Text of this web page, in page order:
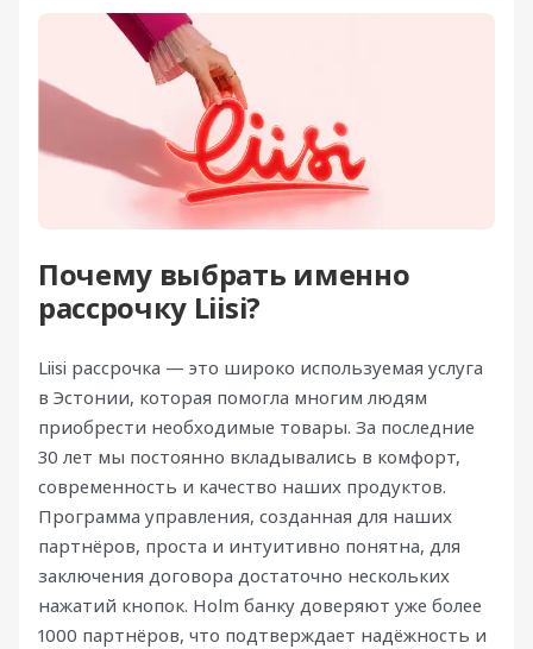
Почему выбрать именно
рассрочку Liisi?
Liisi рассрочка — это широко используемая услуга
в Эстонии, которая помогла многим людям
приобрести необходимые товары. За последние
30 лет мы постоянно вкладывались в комфорт,
современность и качество наших продуктов.
Программа управления, созданная для наших
партнёров, проста и интуитивно понятна, для
заключения договора достаточно нескольких
нажатий кнопок. Holm банку доверяют уже более
1000 партнёров, что подтверждает надёжность и